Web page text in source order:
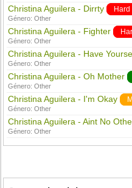
Christina Aguilera - Dirrty Hard
Género:Other
Christina Aguilera - Fighter
Género:Other
Christina Aguilera - Have
Género:Other
Christina Aguilera - Oh Mother
Género:Other
Christina Aguilera - I'm Okay
Género:Other
Christina Aguilera - Aint No
Género:Other